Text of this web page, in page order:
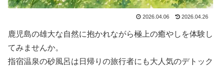
2026.04.06 2026.04.26
鹿児島の雄大な自然に抱かれながら極上の癒やしを体験し
てみませんか。
指宿温泉の砂風呂は日帰りの旅行者にも大人気のデトック